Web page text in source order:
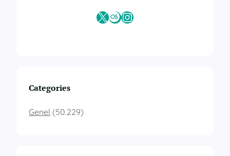
e
r
X Last.fmInstagram
Categories
Genel (50.229)